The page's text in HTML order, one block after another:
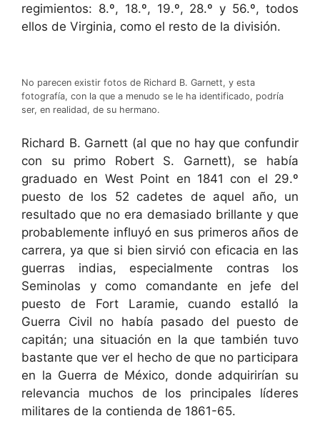
regimientos: 8.º, 18.º, 19.º, 28.º y 56.º, todos
ellos de Virginia, como el resto de la división.
No parecen existir fotos de Richard B. Garnett, y esta
fotografía, con la que a menudo se le ha identificado, podría
ser, en realidad, de su hermano.
Richard B. Garnett (al que no hay que confundir
con su primo Robert S. Garnett), se había
graduado en West Point en 1841 con el 29.º
puesto de los 52 cadetes de aquel año, un
resultado que no era demasiado brillante y que
probablemente influyó en sus primeros años de
carrera, ya que si bien sirvió con eficacia en las
guerras indias, especialmente contras los
Seminolas y como comandante en jefe del
puesto de Fort Laramie, cuando estalló la
Guerra Civil no había pasado del puesto de
capitán; una situación en la que también tuvo
bastante que ver el hecho de que no participara
en la Guerra de México, donde adquirirían su
relevancia muchos de los principales líderes
militares de la contienda de 1861-65.